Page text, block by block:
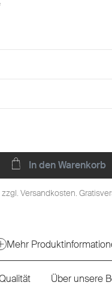
In den Warenkorb
Versandkosten.
Mehr
Über unsere